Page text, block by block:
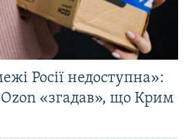
Росії недоступна»:
«згадав», що Крим